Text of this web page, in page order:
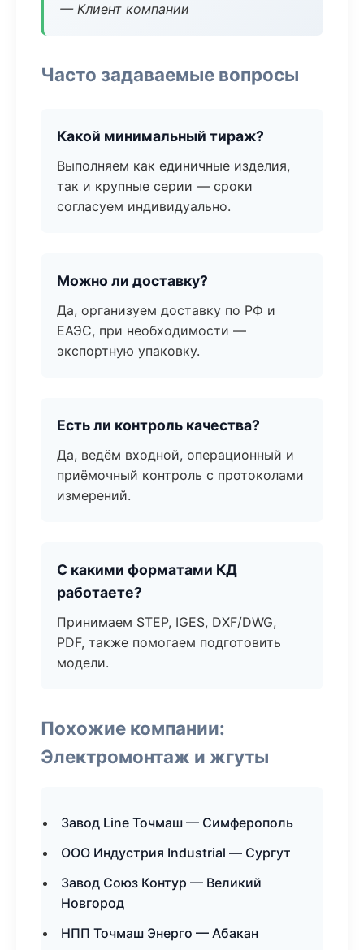
— Клиент компании
Часто задаваемые вопросы
Какой минимальный тираж?
Выполняем как единичные изделия,
так и крупные серии — сроки
согласуем индивидуально.
Можно ли доставку?
Да, организуем доставку по РФ и
ЕАЭС, при необходимости —
экспортную упаковку.
Есть ли контроль качества?
Да, ведём входной, операционный и
приёмочный контроль с протоколами
измерений.
С какими форматами КД
работаете?
Принимаем STEP, IGES, DXF/DWG,
PDF, также помогаем подготовить
модели.
Похожие компании:
Электромонтаж и жгуты
Завод Line Точмаш — Симферополь
ООО Индустрия Industrial — Сургут
Завод Союз Контур — Великий
Новгород
НПП Точмаш Энерго — Абакан